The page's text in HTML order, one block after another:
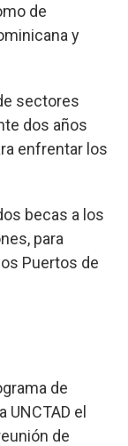
de
y
sectores
dos años
enfrentar los
becas a los
para
Puertos de
de
UNCTAD el
de